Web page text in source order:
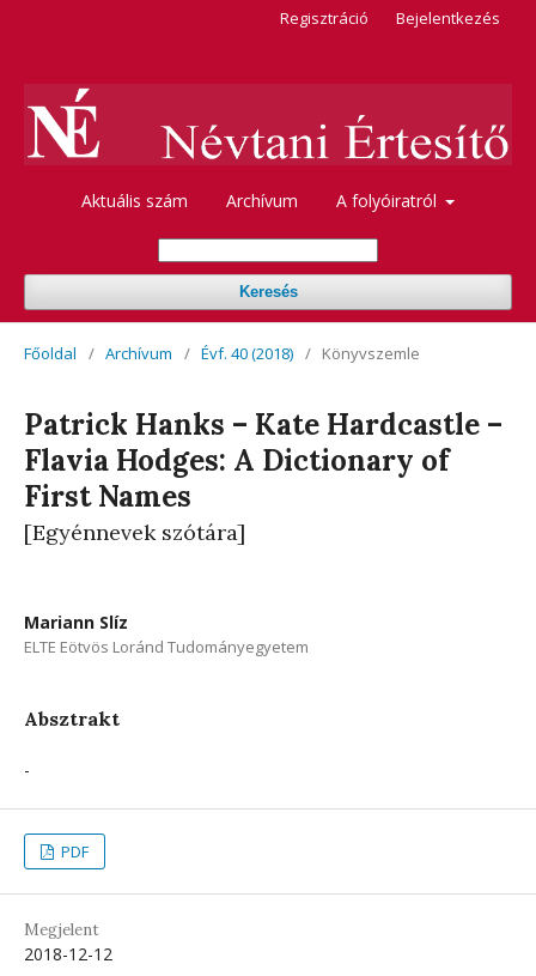
Aktuális szám Archívum A folyóiratról
Keresés
Regisztráció Bejelentkezés
Főoldal / Archívum / Évf. 40 (2018) / Könyvszemle
Patrick Hanks – Kate Hardcastle –
Flavia Hodges: A Dictionary of
First Names
[Egyénnevek szótára]
Mariann Slíz
ELTE Eötvös Loránd Tudományegyetem
Absztrakt
-
PDF
Megjelent
2018-12-12